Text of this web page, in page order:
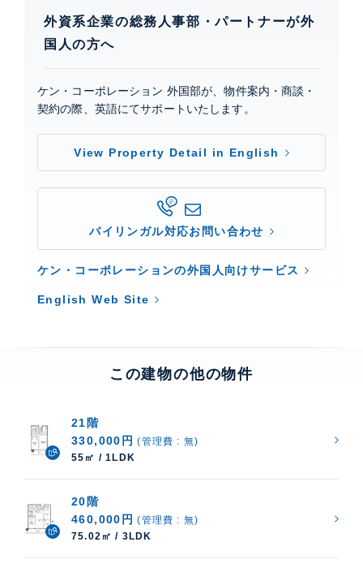
アージュ7:30～22:00。防災センター24時間。
芝浦アイランド ブルームタワー
建物詳細
芝浦アイランド ブルームタワー
特設サイト
外資系企業の総務人事部・パートナーが外
国人の方へ
ケン・コーポレーション 外国部が、物件案内・商談・
契約の際、英語にてサポートいたします。
View Property Detail in English
バイリンガル対応お問い合わせ
ケン・コーポレーションの外国人向けサービス
English Web Site
この建物の他の物件
21階
330,000円 (管理費 : 無)
55㎡ / 1LDK
20階
460,000円 (管理費 : 無)
75.02㎡ / 3LDK